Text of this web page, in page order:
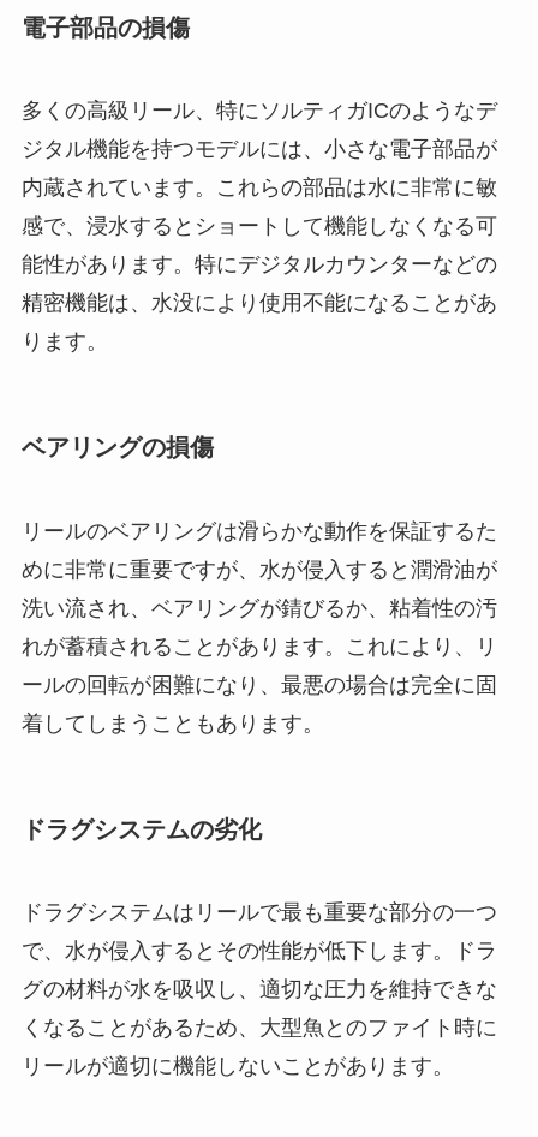
電子部品の損傷
多くの高級リール、特にソルティガICのようなデ
ジタル機能を持つモデルには、小さな電子部品が
内蔵されています。これらの部品は水に非常に敏
感で、浸水するとショートして機能しなくなる可
能性があります。特にデジタルカウンターなどの
精密機能は、水没により使用不能になることがあ
ります。
ベアリングの損傷
リールのベアリングは滑らかな動作を保証するた
めに非常に重要ですが、水が侵入すると潤滑油が
洗い流され、ベアリングが錆びるか、粘着性の汚
れが蓄積されることがあります。これにより、リ
ールの回転が困難になり、最悪の場合は完全に固
着してしまうこともあります。
ドラグシステムの劣化
ドラグシステムはリールで最も重要な部分の一つ
で、水が侵入するとその性能が低下します。ドラ
グの材料が水を吸収し、適切な圧力を維持できな
くなることがあるため、大型魚とのファイト時に
リールが適切に機能しないことがあります。